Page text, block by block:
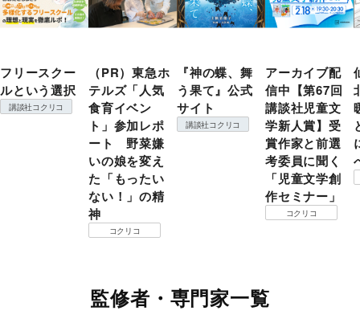
フリースクー
ルという選択
講談社コクリコ
（PR）東急ホ
テルズ「人気
食育イベン
ト」参加レポ
ート 野菜嫌
いの娘を変え
た「もったい
ない！」の精
神
コクリコ
『神の蝶、舞
う果て』公式
サイト
講談社コクリコ
アーカイブ配
信中【第67回
講談社児童文
学新人賞】受
賞作家と前選
考委員に聞く
「児童文学創
作セミナー」
コクリコ
監修者・専門家一覧